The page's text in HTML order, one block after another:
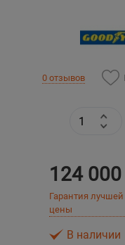
0 отзывов
124
Гарантия лучшей
цены
В наличии
Бишкек